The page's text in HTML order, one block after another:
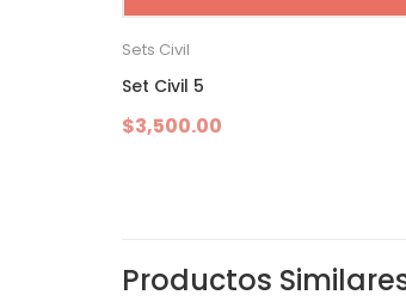
Sets Civil
Set Civil 5
$3,500.00
Productos